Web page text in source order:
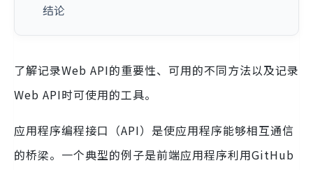
结论
了解记录Web API的重要性、可用的不同方法以及记录
Web API时可使用的工具。
应用程序编程接口（API）是使应用程序能够相互通信
的桥梁。一个典型的例子是前端应用程序利用GitHub